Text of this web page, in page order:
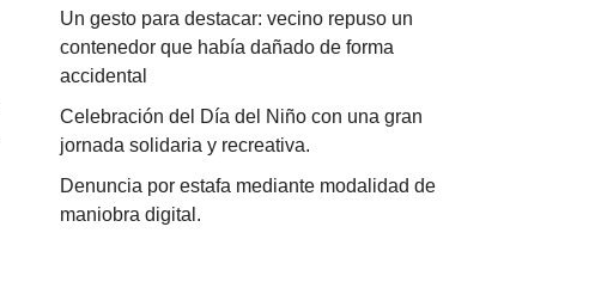
Un gesto para destacar: vecino repuso un
contenedor que había dañado de forma
accidental
Celebración del Día del Niño con una gran
jornada solidaria y recreativa.
Denuncia por estafa mediante modalidad de
maniobra digital.